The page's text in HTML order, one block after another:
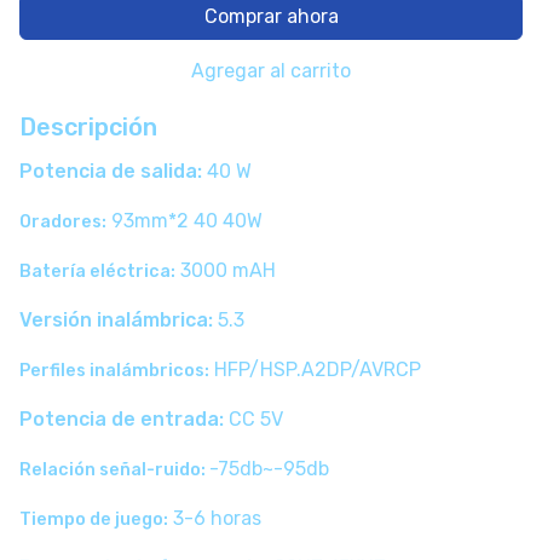
Comprar ahora
Agregar al carrito
Descripción
Potencia de salida: 40 W
Oradores: 93mm*2 40 40W
Batería eléctrica: 3000 mAH
Versión inalámbrica: 5.3
Perfiles inalámbricos: HFP/HSP.A2DP/AVRCP
Potencia de entrada: CC 5V
Relación señal-ruido: -75db~-95db
Tiempo de juego: 3-6 horas